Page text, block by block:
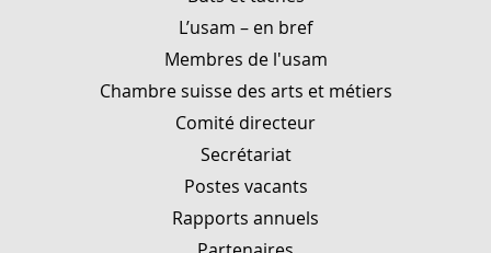
L’usam – en bref
Membres de l'usam
Chambre suisse des arts et métiers
Comité directeur
Secrétariat
Postes vacants
Rapports annuels